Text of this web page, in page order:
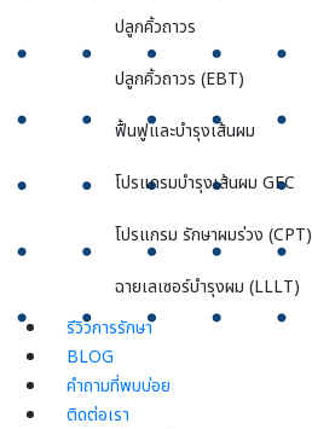
ปลูกคิ้วถาวร
ปลูกคิ้วถาวร (EBT)
ฟื้นฟูและบำรุงเส้นผม
โปรแกรมบำรุงเส้นผม GFC
โปรแกรม รักษาผมร่วง (CPT)
ฉายเลเซอร์บำรุงผม (LLLT)
รีวิวการรักษา
BLOG
คำถามที่พบบ่อย
ติดต่อเรา